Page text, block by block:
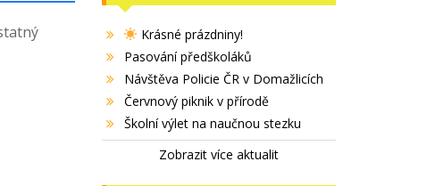
Krásné prázdniny!
Pasování předškoláků
Návštěva Policie ČR v Domažlicích
Červnový piknik v přírodě
Školní výlet na naučnou stezku
Zobrazit více aktualit